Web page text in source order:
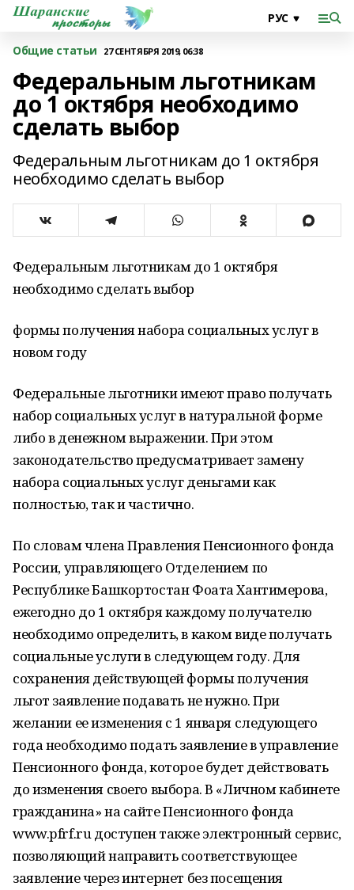
Общие статьи 27 СЕНТЯБРЯ 2019, 06:38
Федеральным льготникам
до 1 октября необходимо
сделать выбор
Федеральным льготникам до 1 октября
необходимо сделать выбор
Федеральным льготникам до 1 октября
необходимо сделать выбор
формы получения набора социальных услуг в
новом году
Федеральные льготники имеют право получать
набор социальных услуг в натуральной форме
либо в денежном выражении. При этом
законодательство предусматривает замену
набора социальных услуг деньгами как
полностью, так и частично.
По словам члена Правления Пенсионного фонда
России, управляющего Отделением по
Республике Башкортостан Фоата Хантимерова,
ежегодно до 1 октября каждому получателю
необходимо определить, в каком виде получать
социальные услуги в следующем году. Для
сохранения действующей формы получения
льгот заявление подавать не нужно. При
желании ее изменения с 1 января следующего
года необходимо подать заявление в управление
Пенсионного фонда, которое будет действовать
до изменения своего выбора. В «Личном кабинете
гражданина» на сайте Пенсионного фонда
www.pfrf.ru доступен также электронный сервис,
позволяющий направить соответствующее
заявление через интернет без посещения